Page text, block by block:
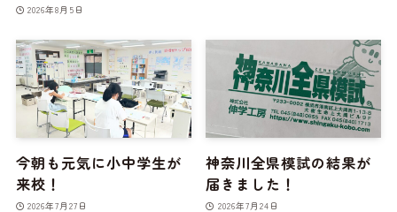
2026年8月5日
今朝も元気に小中学生が
来校！
2026年7月27日
神奈川全県模試の結果が
届きました！
2026年7月24日